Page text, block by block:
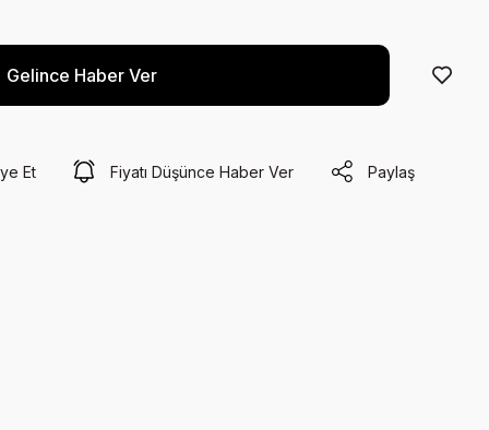
Gelince Haber Ver
Et Fiyatı Düşünce Haber Ver Paylaş